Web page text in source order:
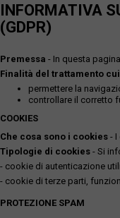
INFORMATIVA
(GDPR)
Premessa - In questa
Finalità del trattamento
permettere la
controllare il corretto
COOKIES
Che cosa sono i cookies - I
Tipologie di cookies - Si
- cookie di autenticazione
- cookie di terze parti,
PROTEZIONE SPAM